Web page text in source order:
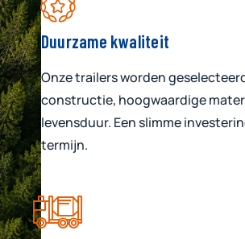
Duurzame kwaliteit
Onze trailers worden
constructie, hoogwaardige
levensduur. Een slimme
termijn.